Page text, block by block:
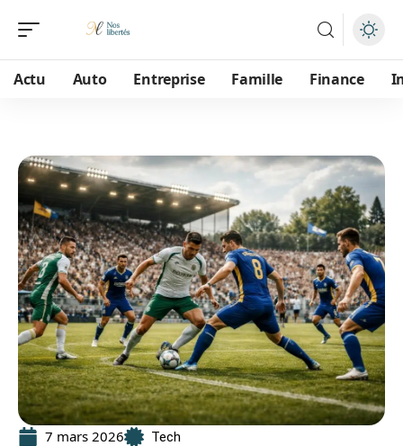
Actu Auto Entreprise Famille Finance
7 mars 2026 Tech